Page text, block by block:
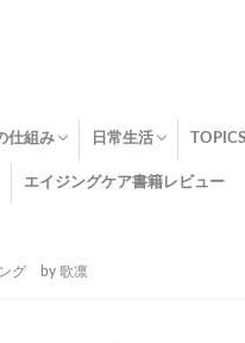
仕組み
ング
オーバー
織在菌
ルモン
日常生活
糖化
便秘
TOPICS
エイジ
コラー
エイジ
季節別
幸福と
温活で
イオン
エイジ
エイジ
エイジ
動画で
エイジングケア書籍レビュー
ング by 歌凛